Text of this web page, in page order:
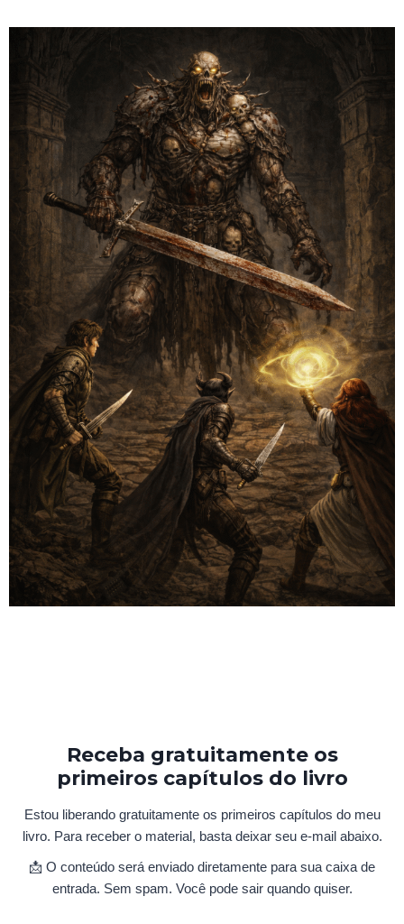
Receba gratuitamente os
primeiros capítulos do livro
Estou liberando gratuitamente os primeiros capítulos do meu
livro. Para receber o material, basta deixar seu e-mail abaixo.
📩 O conteúdo será enviado diretamente para sua caixa de
entrada. Sem spam. Você pode sair quando quiser.